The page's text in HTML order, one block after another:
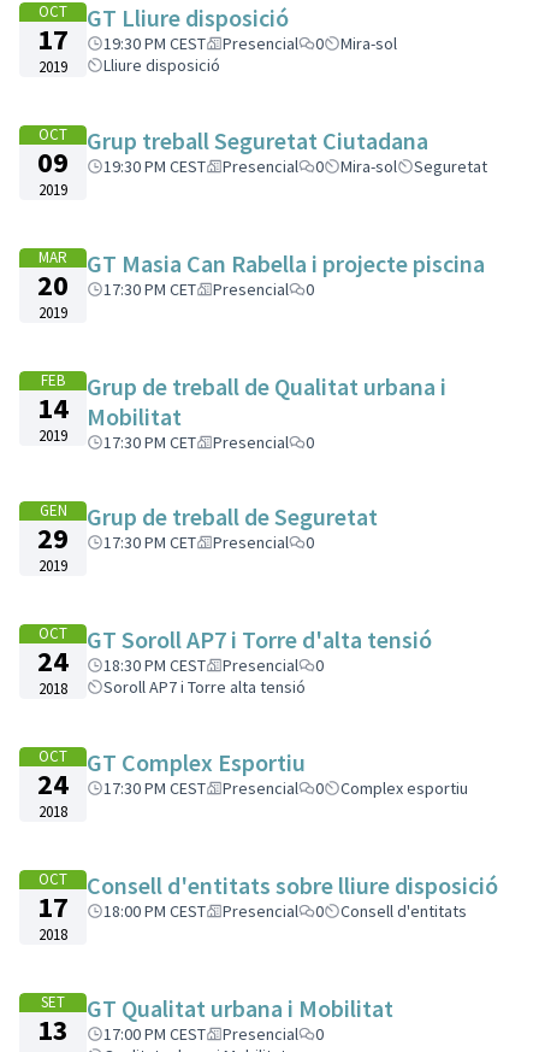
OCT
17
2019
GT Lliure disposició
19:30 PM CEST Presencial 0
Mira-sol
Lliure disposició
OCT
09
2019
Grup treball Seguretat Ciutadana
19:30 PM CEST Presencial 0 Mira-sol Seguretat
MAR
20
2019
GT Masia Can Rabella i projecte piscina
17:30 PM CET Presencial 0
FEB
14
2019
Grup de treball de Qualitat urbana i
Mobilitat
17:30 PM CET Presencial 0
GEN
29
2019
Grup de treball de Seguretat
17:30 PM CET Presencial 0
OCT
24
2018
GT Soroll AP7 i Torre d'alta tensió
18:30 PM CEST Presencial
0
Soroll AP7 i Torre alta tensió
OCT
24
2018
GT Complex Esportiu
17:30 PM CEST Presencial 0 Complex esportiu
OCT
17
2018
Consell d'entitats sobre lliure disposició
18:00 PM CEST Presencial 0 Consell d'entitats
SET
13
GT Qualitat urbana i Mobilitat
17:00 PM CEST Presencial
0